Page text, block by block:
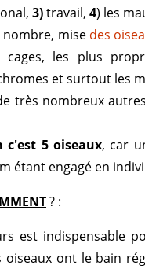
3)travail, 4) les
mise des
cages, les plus
et surtout les
très nombreux
c'est 5 oiseaux, car
étant engagé en
? :
est indispensable
oiseaux ont le bain